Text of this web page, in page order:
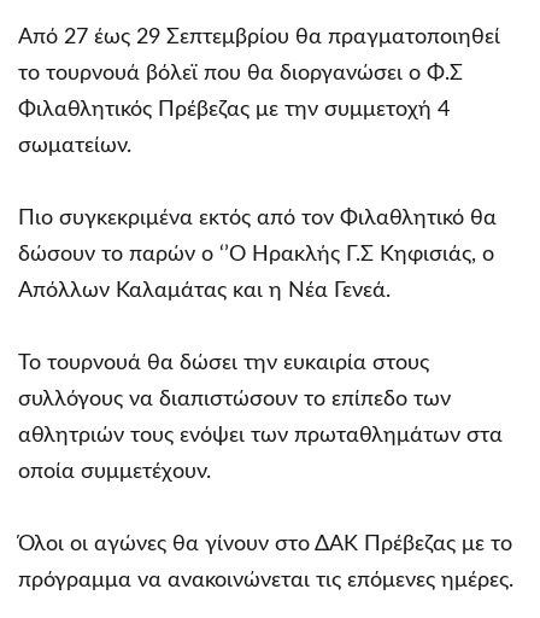
Από 27 έως 29 Σεπτεμβρίου θα πραγματοποιηθεί
το τουρνουά βόλεϊ που θα διοργανώσει ο Φ.Σ
Φιλαθλητικός Πρέβεζας με την συμμετοχή 4
σωματείων.
Πιο συγκεκριμένα εκτός από τον Φιλαθλητικό θα
δώσουν το παρών ο ‘’Ο Ηρακλής Γ.Σ Κηφισιάς, ο
Απόλλων Καλαμάτας και η Νέα Γενεά.
Το τουρνουά θα δώσει την ευκαιρία στους
συλλόγους να διαπιστώσουν το επίπεδο των
αθλητριών τους ενόψει των πρωταθλημάτων στα
οποία συμμετέχουν.
Όλοι οι αγώνες θα γίνουν στο ΔΑΚ Πρέβεζας με το
πρόγραμμα να ανακοινώνεται τις επόμενες ημέρες.